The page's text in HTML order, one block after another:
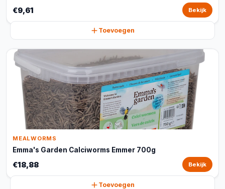
€9,61 Bekijk
Toevoegen
MEALWORMS
Emma's Garden Calciworms Emmer 700g
€18,88 Bekijk
Toevoegen